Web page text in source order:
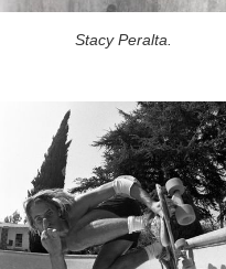
Stacy Peralta.